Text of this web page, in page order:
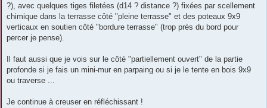
?), avec quelques tiges filetées (d14 ? distance ?) fixées par scellement
chimique dans la terrasse côté "pleine terrasse" et des poteaux 9x9
verticaux en soutien côté "bordure terrasse" (trop près du bord pour
percer je pense).
Il faut aussi que je vois sur le côté "partiellement ouvert" de la partie
profonde si je fais un mini-mur en parpaing ou si je le tente en bois 9x9
ou traverse ...
Je continue à creuser en réfléchissant !